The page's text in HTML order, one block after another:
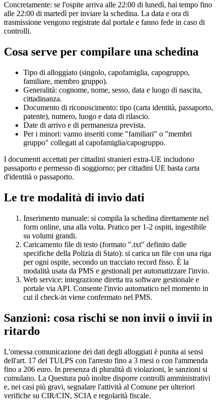
Concretamente: se l'ospite arriva alle 22:00 di lunedì, hai tempo fino
alle 22:00 di martedì per inviare la schedina. La data e ora di
trasmissione vengono registrate dal portale e fanno fede in caso di
controlli.
Cosa serve per compilare una schedina
Tipo di alloggiato (singolo, capofamiglia, capogruppo,
familiare, membro gruppo).
Generalità: cognome, nome, sesso, data e luogo di nascita,
cittadinanza.
Documento di riconoscimento: tipo (carta identità, passaporto,
patente), numero, luogo e data di rilascio.
Date di arrivo e di permanenza prevista.
Per i minori: vanno inseriti come "familiari" o "membri
gruppo" collegati al capofamiglia/capogruppo.
I documenti accettati per cittadini stranieri extra-UE includono
passaporto e permesso di soggiorno; per cittadini UE basta carta
d'identità o passaporto.
Le tre modalità di invio dati
Inserimento manuale: si compila la schedina direttamente nel
form online, una alla volta. Pratico per 1-2 ospiti, ingestibile
su volumi grandi.
Caricamento file di testo (formato ".txt" definito dalle
specifiche della Polizia di Stato): si carica un file con una riga
per ogni ospite, secondo un tracciato record fisso. È la
modalità usata da PMS e gestionali per automatizzare l'invio.
Web service: integrazione diretta tra software gestionale e
portale via API. Consente l'invio automatico nel momento in
cui il check-in viene confermato nel PMS.
Sanzioni: cosa rischi se non invii o invii in
ritardo
L'omessa comunicazione dei dati degli alloggiati è punita ai sensi
dell'art. 17 del TULPS con l'arresto fino a 3 mesi o con l'ammenda
fino a 206 euro. In presenza di pluralità di violazioni, le sanzioni si
cumulano. La Questura può inoltre disporre controlli amministrativi
e, nei casi più gravi, segnalare l'attività al Comune per ulteriori
verifiche su CIR/CIN, SCIA e regolarità fiscale.